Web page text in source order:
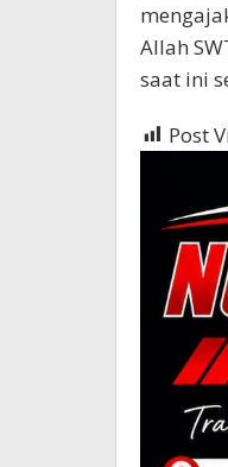
Allah
saat ini
Post